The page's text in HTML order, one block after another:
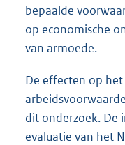
bepaalde
op economische
van armoede.
De effecten op
dit onderzoek. De
evaluatie van het